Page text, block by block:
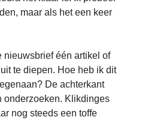
maar als het een keer
nieuwsbrief één artikel of
te diepen. Hoe heb ik dit
De achterkant
onderzoeken. Klikdinges
nog steeds een toffe